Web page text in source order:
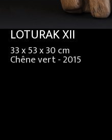
LOTURAK XII
33 x 53 x 30 cm
Chêne vert - 2015